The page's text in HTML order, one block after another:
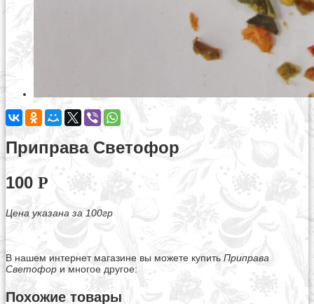
Приправа Светофор
100 Р
Цена указана за 100гр
В нашем интернет магазине вы можете купить Приправа
Светофор и многое другое:
Похожие товары